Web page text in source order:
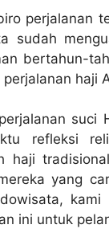
perjalanan
sudah
bertahun-
haji
suci
refleksi
haji
yang
ini untuk